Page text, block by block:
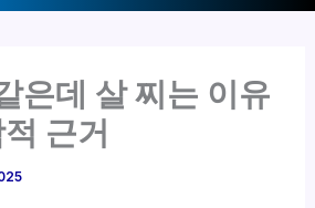
은데 살 찌는 이유
근거